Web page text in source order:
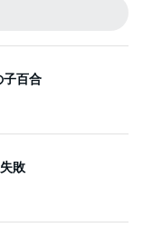
子百合
敗